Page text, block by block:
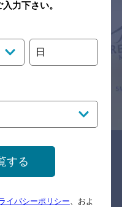
どの掲載情報については、
ありますので、
ク
力下さい。
日
する
イバシーポリシー、およ